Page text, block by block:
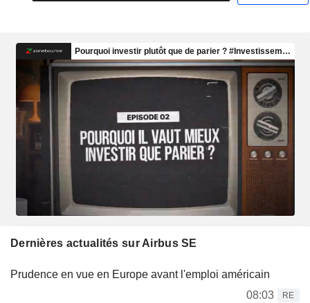
Dernières actualités sur Airbus SE
Prudence en vue en Europe avant l'emploi américain
08:03
RE